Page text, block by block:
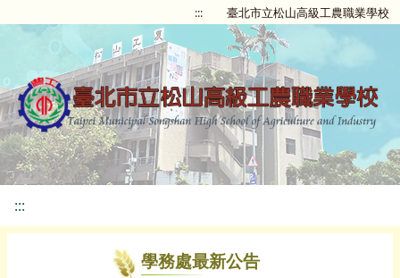
::: 臺北市立松山高級工農職業學校
:::
學務處最新公告